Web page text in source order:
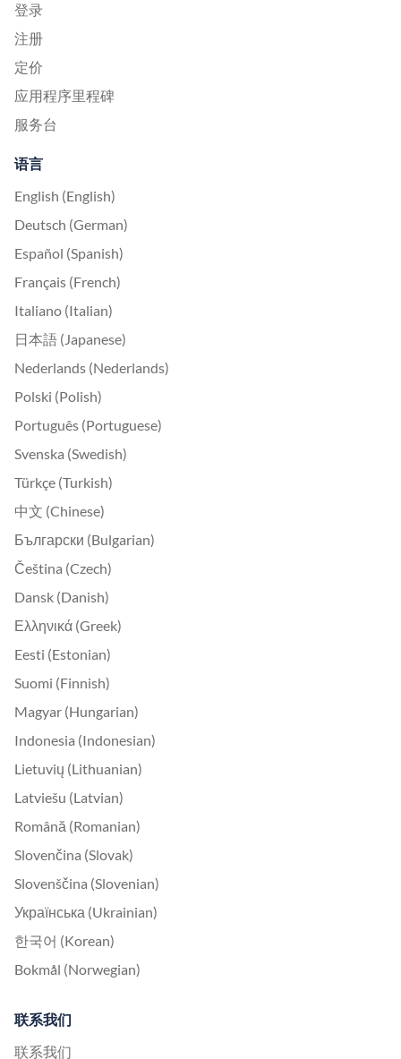
登录
注册
定价
应用程序里程碑
服务台
语言
English (English)
Deutsch (German)
Español (Spanish)
Français (French)
Italiano (Italian)
日本語 (Japanese)
Nederlands (Nederlands)
Polski (Polish)
Português (Portuguese)
Svenska (Swedish)
Türkçe (Turkish)
中文 (Chinese)
Български (Bulgarian)
Čeština (Czech)
Dansk (Danish)
Ελληνικά (Greek)
Eesti (Estonian)
Suomi (Finnish)
Magyar (Hungarian)
Indonesia (Indonesian)
Lietuvių (Lithuanian)
Latviešu (Latvian)
Română (Romanian)
Slovenčina (Slovak)
Slovenščina (Slovenian)
Українська (Ukrainian)
한국어 (Korean)
Bokmål (Norwegian)
联系我们
联系我们